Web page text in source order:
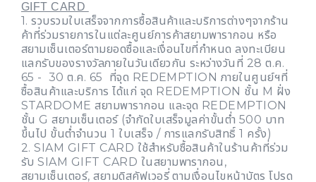
GIFT CARD
1. รวบรวมใบเสร็จจากการซื้อสินค้าและบริการต่างๆจากร้าน
ค้าที่ร่วมรายการในแต่ละศูนย์การค้าสยามพารากอน หรือ
สยามเซ็นเตอร์ตามยอดซื้อและเงื่อนไขที่กำหนด ลงทะเบียน
แลกรับของรางวัลภายในวันเดียวกัน ระหว่างวันที่ 28 ต.ค.
65 - 30 ต.ค. 65 ที่จุด REDEMPTION ภายในศูนย์ฯที่
ซื้อสินค้าและบริการ ได้แก่ จุด REDEMPTION ชั้น M ฝั่ง
STARDOME สยามพารากอน และจุด REDEMPTION
ชั้น G สยามเซ็นเตอร์ (จำกัดใบเสร็จมูลค่าขั้นต่ำ 500 บาท
ขึ้นไป ขั้นต่ำจำนวน 1 ใบเสร็จ / การแลกรับสิทธิ์ 1 ครั้ง)
2. SIAM GIFT CARD ใช้สำหรับซื้อสินค้าในร้านค้าที่ร่วม
รับ SIAM GIFT CARD ในสยามพารากอน,
สยามเซ็นเตอร์, สยามดิสคัฟเวอรี่ ตามเงื่อนไขหน้าบัตร โปรด